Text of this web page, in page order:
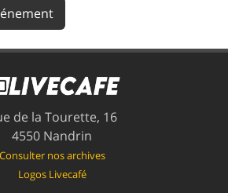
de la Tourette, 16
4550 Nandrin
Consulter nos archives
Logos Livecafé